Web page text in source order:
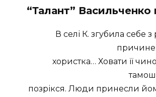
“Талант” Васильченко
В селі К. згубила себе
хористка… Ховати її
позрікся. Люди принесли